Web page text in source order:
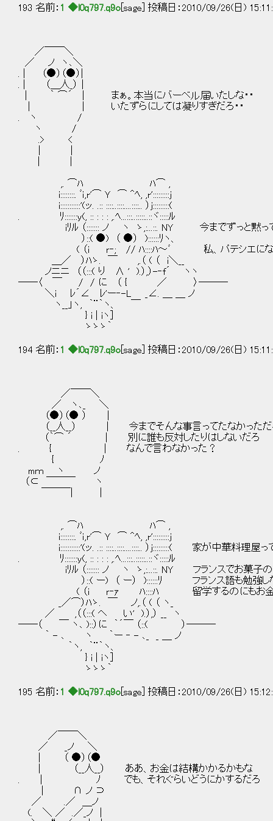
193 名前： 1 ◆l0q797.q9o [sage] 投稿日：2010/09/26(日)
／￣￣＼
／ ノ ヽ､＼
. | （●）（●）|
. | （＿人_）│
| ｀ ⌒´ | まぁ。本当にバーベル届いたしな・・
| | いたずらにしては凝りすぎだろ・・
. ヽ /
ヽ /
.> <
,. ⌒ﾊ ﾊ⌒ ,
i::::::::. ﾞｉ,r'⌒ Ｙ ⌒ ^ﾍ, ,r':::::::::j
i:::::::::::'(ッ. .:: ::::..::::....::::.. ）j:::::::::(
. ﾘ:::::::y(, :: : : : ,.ﾍ...:::..:::::..::ヾ:::::ﾙ
iﾘﾙ （::::::: ノ ヽ ゝ,:...::. NY 今までずっと黙ってたん
）::( ●) （ ●） )::::::ﾘヽ、
( （i ｒ‐; // ﾊ::::ﾊ～ﾞ 私、パテシエになり
＿／ ）ﾊゝ. ￣ ,.（ ( （ i＼__
ノニニ （（:::( り ∧ ' ).）,）-‐f´ ヽヽ
――〈 ￣ / / に （ { ／ 〉―――
＼i ﾚ´∠ ﾚ'ー‐-L _∠. ＿ ＿ ノ
ヽ__」ヽ, ｀¨｀ヽ、 ￣
} i | iヽ]
ゝゝゝ｀
194 名前： 1 ◆l0q797.q9o [sage] 投稿日：2010/09/26(日)
／￣￣＼
／ ヽ､_ ＼
（●）（● ） |
（__人__） | 今までそんな事言ってたなかっただ
（｀⌒ ´ | 別に誰も反対したりはしないだろ
. { | なんで言わなかった？
{ ﾉ
mｍ ヽ ノ
（⊂ ￣￣￣ ヽ
,. ⌒ﾊ ﾊ⌒ ,
i::::::::. ﾞｉ,r'⌒ Ｙ ⌒ ^ﾍ, ,r':::::::::j
i:::::::::::'(ッ. .:: ::::..::::....::::.. ）j:::::::::( 家が中華料理屋って
. ﾘ:::::::y(, :: : : : ,.ﾍ...:::..:::::..::ヾ:::::ﾙ
iﾘﾙ （::::::: ノ ヽ ゝ,:...::. NY フランスでお菓子の勉
）::( ー) （ ー） )::::::ﾘ フランス語も勉強しない
( （i ｒ‐ｧ ﾊ::::ﾊ 留学するのにもお金かか
_／⌒）ﾊゝ. ￣ ノ,.（ ( （ ヽ_
／ ,（（:::( ヘ い' ).）,） __ ヽ
――（ ￣ ヽ､ )::）に ｀´￣ （::( ）―――
｀ - ､ ヽ ｀ー ‐ - ､_ _ ＿ ノ
｀ヽ, ｀¨｀ヽ、
} i | iヽ]
ゝゝゝ｀
195 名前： 1 ◆l0q797.q9o [sage] 投稿日：2010/09/26(日)
／￣￣＼
／ _ノ ＼
| （ ●）（●
| （__人__） ああ、お金は結構かかるかもな
. | ﾉ でも、それぐらいどうにかするだろ
| ∩ ノ ⊃
／ .／ ＿ノ
(. ＼ ／ .／_ノ │